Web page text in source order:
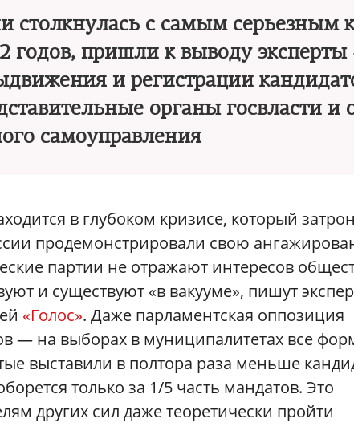
столкнулась с самым серьезным
годов, пришли к выводу эксперты
и регистрации
органы госвласти и
самоуправления
в глубоком кризисе, который
продемонстрировали свою
партии не отражают интересов
и существуют «в вакууме», пишут
«Голос». Даже парламентская оппозиция
— на выборах в муниципалитетах все
выставили в полтора раза меньше
только за 1/5 часть мандатов. Это
других сил даже теоретически пройти